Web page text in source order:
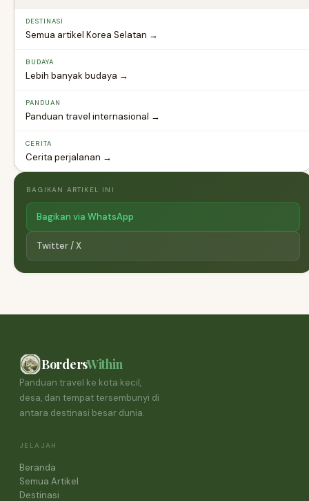
DESTINASI
Semua artikel Korea Selatan →
BUDAYA
Lebih banyak budaya →
PANDUAN
Panduan travel internasional →
CERITA
Cerita perjalanan →
BAGIKAN ARTIKEL INI
Bagikan via WhatsApp
Twitter / X
BordersWithin
Panduan travel ke kota kecil,
desa, dan tempat tersembunyi di
antara destinasi besar dunia.
JELAJAH
Beranda
Semua Artikel
Destinasi